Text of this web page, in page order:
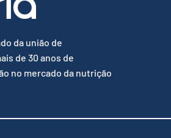
da união de
de 30 anos de
no mercado da nutrição